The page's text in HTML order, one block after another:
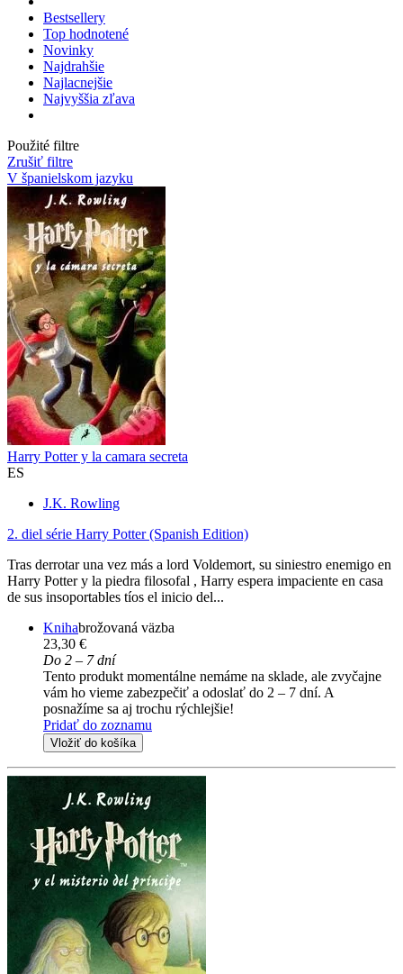
Bestsellery
Top hodnotené
Novinky
Najdrahšie
Najlacnejšie
Najvyššia zľava
Použité filtre
Zrušiť filtre
V španielskom jazyku
Harry Potter y la camara secreta
ES
J.K. Rowling
2. diel série Harry Potter (Spanish Edition)
Tras derrotar una vez más a lord Voldemort, su siniestro enemigo en
Harry Potter y la piedra filosofal , Harry espera impaciente en casa
de sus insoportables tíos el inicio del...
Knihabrožovaná väzba
23,30 €
Do 2 – 7 dní
Tento produkt momentálne nemáme na sklade, ale zvyčajne
vám ho vieme zabezpečiť a odoslať do 2 – 7 dní. A
posnažíme sa aj trochu rýchlejšie!
Pridať do zoznamu
Vložiť do košíka